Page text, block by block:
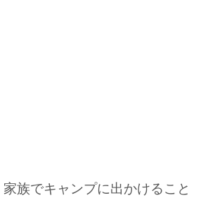
族でキャンプに出かけること